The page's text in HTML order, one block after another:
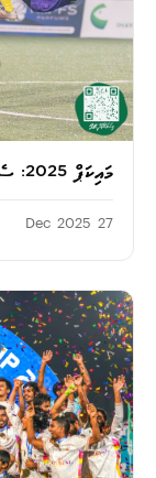
މައިކަޕް 2025: ސެމީ ފައިނަލްގެ މެޗްތައް މިއަދު!
27 Dec 2025